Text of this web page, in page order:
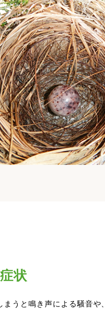
状
まうと鳴き声による騒音や